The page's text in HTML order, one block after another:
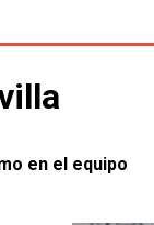
en el equipo